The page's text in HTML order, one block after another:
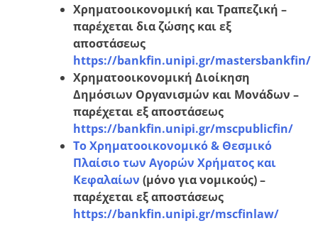
Χρηματοοικονομική και Τραπεζική –
παρέχεται δια ζώσης και εξ
αποστάσεως
https://bankfin.unipi.gr/mastersbankfin/
Χρηματοοικονομική Διοίκηση
Δημόσιων Οργανισμών και Μονάδων –
παρέχεται εξ αποστάσεως
https://bankfin.unipi.gr/mscpublicfin/
Το Χρηματοοικονομικό & Θεσμικό
Πλαίσιο των Αγορών Χρήματος και
Κεφαλαίων (μόνο για νομικούς) –
παρέχεται εξ αποστάσεως
https://bankfin.unipi.gr/mscfinlaw/